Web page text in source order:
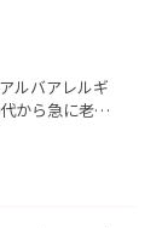
ルバアレルギ
から急に老け